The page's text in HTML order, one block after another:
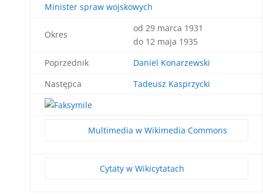
Minister spraw wojskowych
Okres
od 29 marca 1931
do 12 maja 1935
Poprzednik
Daniel Konarzewski
Następca
Tadeusz Kasprzycki
Multimedia w Wikimedia Commons
Cytaty w Wikicytatach